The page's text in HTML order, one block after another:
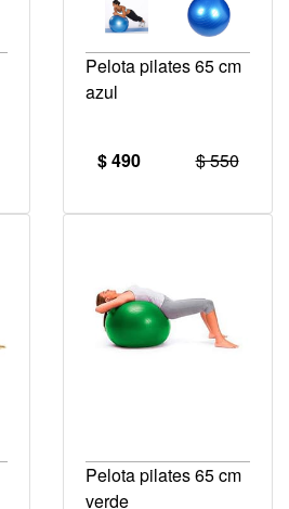
Pelota pilates 65 cm
azul
$ 490 $ 550
Pelota pilates 65 cm
verde